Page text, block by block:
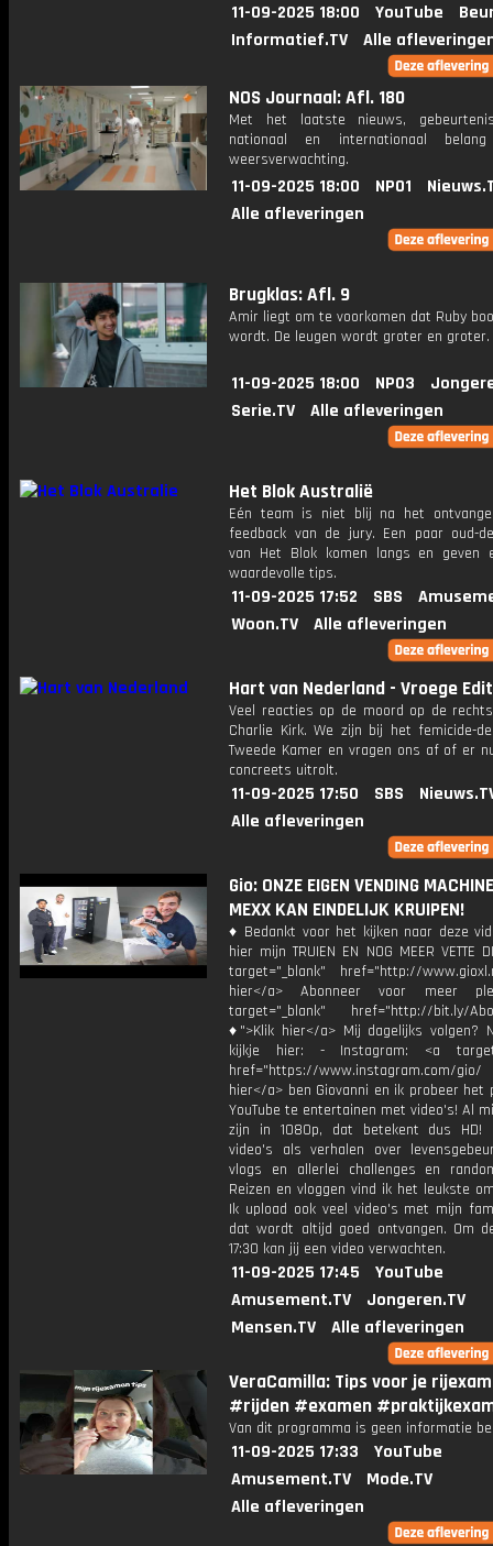
11-09-2025 18:00 YouTube
Informatief.TV
Alle
NOS Journaal: Afl. 180
Met het laatste nieuws,
nationaal en internationaal
weersverwachting.
11-09-2025 18:00 NPO1
Alle afleveringen
Brugklas: Afl. 9
Amir liegt om te voorkomen dat Ruby
wordt. De leugen wordt groter en groter.
11-09-2025 18:00 NPO3
Serie.TV
Alle afleveringen
Het Blok Australië
Eén team is niet blij na het
feedback van de jury. Een paar oud-
van Het Blok komen langs en geven
waardevolle tips.
11-09-2025 17:52 SBS
Woon.TV
Alle afleveringen
Hart van Nederland - Vroege
Veel reacties op de moord op de
Charlie Kirk. We zijn bij het femicide-
Tweede Kamer en vragen ons af of er
concreets uitrolt.
11-09-2025 17:50 SBS
Alle afleveringen
Gio: ONZE EIGEN VENDING
MEXX KAN EINDELIJK KRUIPEN!
♦ Bedankt voor het kijken naar deze
hier mijn TRUIEN EN NOG MEER VETTE
target="_blank" href="http://
hier</a> Abonneer voor meer
target="_blank" href="http://bit.ly/
♦">Klik hier</a> Mij dagelijks volgen?
kijkje hier: - Instagram: <a
href="https://www.instagram.com/
hier</a> ben Giovanni en ik probeer het
YouTube te entertainen met video's! Al
zijn in 1080p, dat betekent dus HD!
video's als verhalen over
vlogs en allerlei challenges en
Reizen en vloggen vind ik het leukste
Ik upload ook veel video's met mijn
dat wordt altijd goed ontvangen. Om
17:30 kan jij een video verwachten.
11-09-2025 17:45
YouTube
Amusement.TV
Jongeren.TV
Mensen.TV
Alle afleveringen
VeraCamilla: Tips voor je
#rijden #examen
Van dit programma is geen informatie
11-09-2025 17:33
YouTube
Amusement.TV
Mode.TV
Alle afleveringen